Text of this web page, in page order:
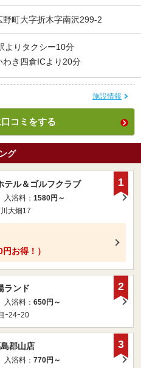
野町大字折木字南沢299-2
よりタクシー10分
わき四倉ICより20分
施設情報
コミをする
グ
テル＆ゴルフクラブ
入浴料： 1580円～
大畑17
お得！）
1
ランド
入浴料： 650円～
ｰ24ｰ20
2
郡山店
入浴料： 770円～
3